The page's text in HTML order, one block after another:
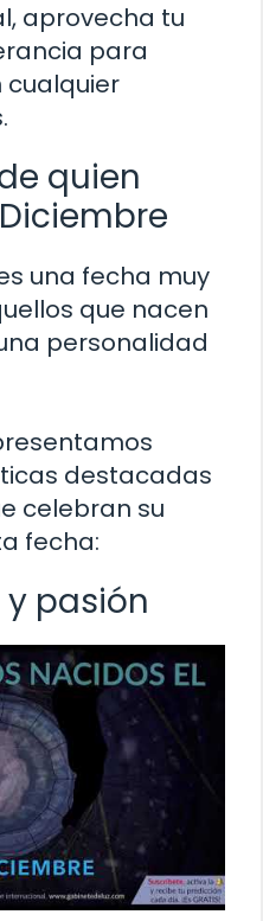
aprovecha tu
para
cualquier
quien
una fecha muy
que nacen
personalidad
destacadas
celebran su
fecha:
pasión